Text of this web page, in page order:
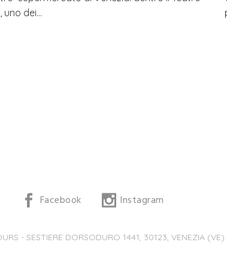
uno dei…
Facebook Instagram
- SESTIERE DORSODURO 1441, 30123, VENEZIA (VE)